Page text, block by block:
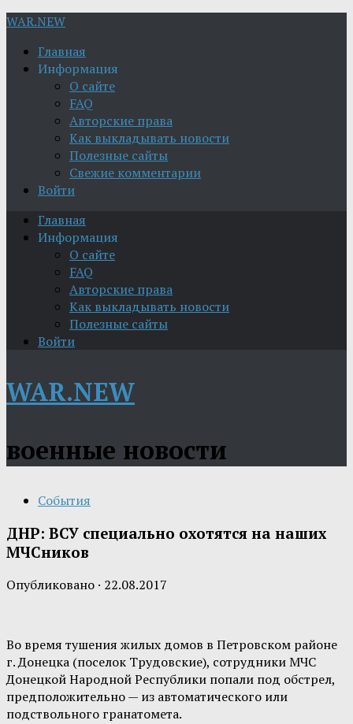
WAR.NEW
Главная
Информация
О сайте
FAQ
Авторские права
Как выкладывать новости
Полезные сайты
Свежие комментарии
Войти
Главная
Информация
О сайте
FAQ
Авторские права
Как выкладывать новости
Полезные сайты
Войти
WAR.NEW
военные новости
События
ДНР: ВСУ специально охотятся на наших
МЧСников
Опубликовано · 22.08.2017
Во время тушения жилых домов в Петровском районе
г. Донецка (поселок Трудовские), сотрудники МЧС
Донецкой Народной Республики попали под обстрел,
предположительно — из автоматического или
подствольного гранатомета.